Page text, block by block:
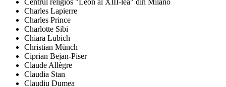
Centrul religios "Leon al XIII-lea" din Milano
Charles Lapierre
Charles Prince
Charlotte Sibi
Chiara Lubich
Christian Münch
Ciprian Bejan-Piser
Claude Allègre
Claudia Stan
Claudiu Dumea